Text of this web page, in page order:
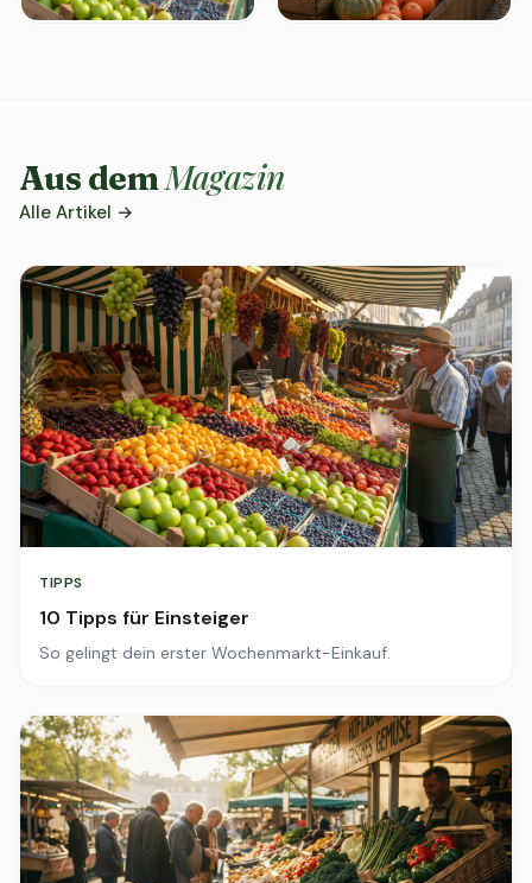
Aus demMagazin
Alle Artikel →
TIPPS
10 Tipps für Einsteiger
So gelingt dein erster Wochenmarkt-Einkauf.